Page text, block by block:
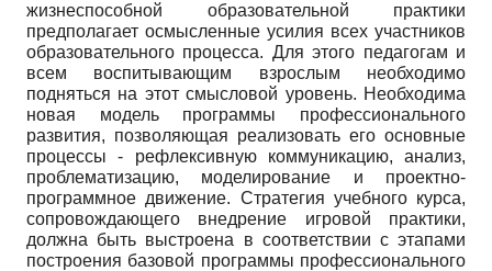
жизнеспособной образовательной практики
предполагает осмысленные усилия всех участников
образовательного процесса. Для этого педагогам и
всем воспитывающим взрослым необходимо
подняться на этот смысловой уровень. Необходима
новая модель программы профессионального
развития, позволяющая реализовать его основные
процессы - рефлексивную коммуникацию, анализ,
проблематизацию, моделирование и проектно-
программное движение. Стратегия учебного курса,
сопровождающего внедрение игровой практики,
должна быть выстроена в соответствии с этапами
построения базовой программы профессионального